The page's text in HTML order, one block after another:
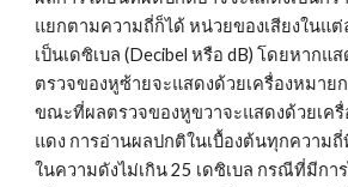
แยกตามความถี่ก็ได้ หน่วยของเสียงในแ
เป็นเดซิเบล (Decibel หรือ dB) โดยหากแ
ตรวจของหูซ้ายจะแสดงด้วยเครื่องหมาย
ขณะที่ผลตรวจของหูขวาจะแสดงด้วยเค
แดง การอ่านผลปกติในเบื้องต้นทุกความ
ในความดังไม่เกิน 25 เดซิเบล กรณีที่มีกา